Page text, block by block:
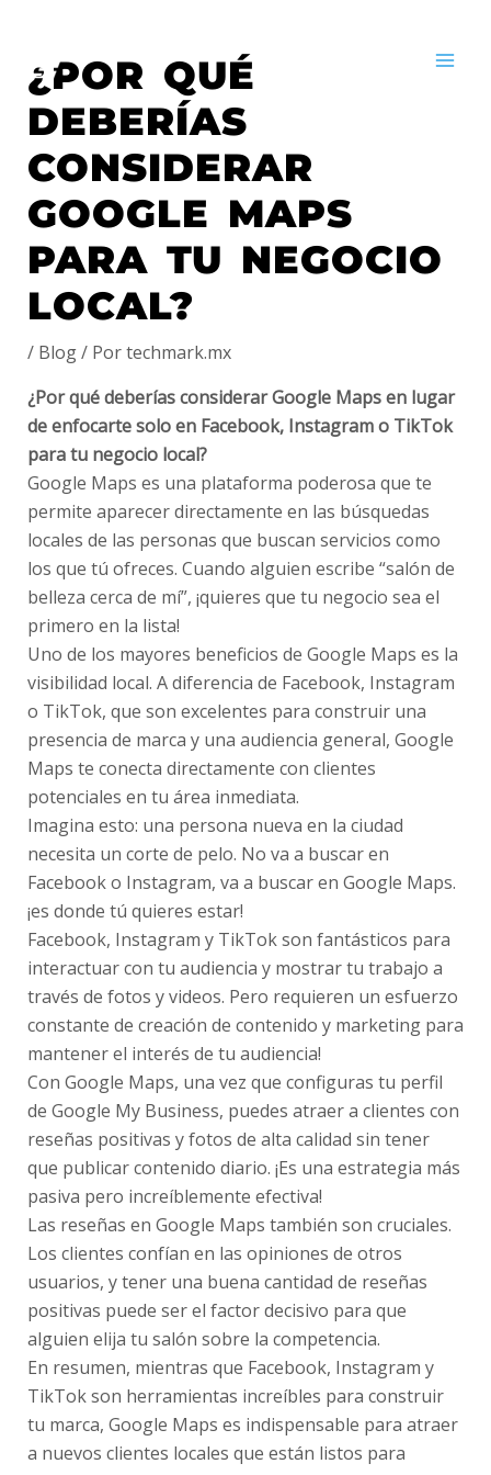
contenido
¿POR QUÉ
DEBERÍAS
CONSIDERAR
GOOGLE MAPS
PARA TU NEGOCIO
LOCAL?
/ Blog/ Portechmark.mx
¿Por qué deberías considerar Google Maps en lugar
de enfocarte solo en Facebook, Instagram o TikTok
para tu negocio local?
Google Maps es una plataforma poderosa que te
permite aparecer directamente en las búsquedas
locales de las personas que buscan servicios como
los que tú ofreces. Cuando alguien escribe “salón de
belleza cerca de mí”, ¡quieres que tu negocio sea el
primero en la lista!
Uno de los mayores beneficios de Google Maps es la
visibilidad local. A diferencia de Facebook, Instagram
o TikTok, que son excelentes para construir una
presencia de marca y una audiencia general, Google
Maps te conecta directamente con clientes
potenciales en tu área inmediata.
Imagina esto: una persona nueva en la ciudad
necesita un corte de pelo. No va a buscar en
Facebook o Instagram, va a buscar en Google Maps.
¡es donde tú quieres estar!
Facebook, Instagram y TikTok son fantásticos para
interactuar con tu audiencia y mostrar tu trabajo a
través de fotos y videos. Pero requieren un esfuerzo
constante de creación de contenido y marketing para
mantener el interés de tu audiencia!
Con Google Maps, una vez que configuras tu perfil
de Google My Business, puedes atraer a clientes con
reseñas positivas y fotos de alta calidad sin tener
que publicar contenido diario. ¡Es una estrategia más
pasiva pero increíblemente efectiva!
Las reseñas en Google Maps también son cruciales.
Los clientes confían en las opiniones de otros
usuarios, y tener una buena cantidad de reseñas
positivas puede ser el factor decisivo para que
alguien elija tu salón sobre la competencia.
En resumen, mientras que Facebook, Instagram y
TikTok son herramientas increíbles para construir
tu marca, Google Maps es indispensable para atraer
a nuevos clientes locales que están listos para
entradas